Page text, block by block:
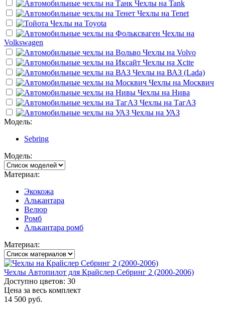
Чехлы на Tank
Чехлы на Tenet
Чехлы на Toyota
Чехлы на
Volkswagen
Чехлы на Volvo
Чехлы на Xcite
Чехлы на ВАЗ (Lada)
Чехлы на Москвич
Чехлы на Нива
Чехлы на ТагАЗ
Чехлы на УАЗ
Модель:
Sebring
Модель:
Материал:
Экокожа
Алькантара
Велюр
Ромб
Алькантара ромб
Материал:
Чехлы Автопилот для Крайслер Себринг 2 (2000-2006)
Доступно цветов: 30
Цена за весь комплект
14 500 руб.